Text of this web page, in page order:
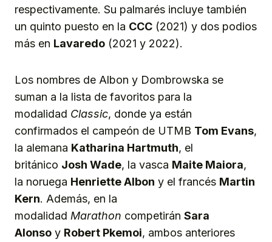
respectivamente. Su palmarés incluye también
un quinto puesto en la CCC (2021) y dos podios
más en Lavaredo (2021 y 2022).
Los nombres de Albon y Dombrowska se
suman a la lista de favoritos para la
modalidad Classic, donde ya están
confirmados el campeón de UTMB Tom Evans,
la alemana Katharina Hartmuth, el
británico Josh Wade, la vasca Maite Maiora,
la noruega Henriette Albon y el francés Martin
Kern. Además, en la
modalidad Marathon competirán Sara
Alonso y Robert Pkemoi, ambos anteriores